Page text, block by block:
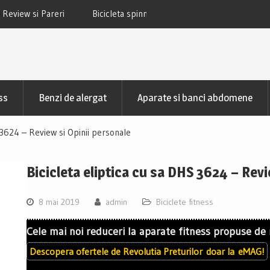
SBK800B Review si Pareri
TECHFIT R400N Review si
Benzi de alergat Aparate si banci abdomene
– Review si Opinii personale
Bicicleta eliptica cu sa DHS 3624 –
8 mai 2019 admin Biciclete fitness
Cele mai noi reduceri la aparate fitness propuse de
Descopera ofertele de Revolutia Preturilor doar la eMAG!